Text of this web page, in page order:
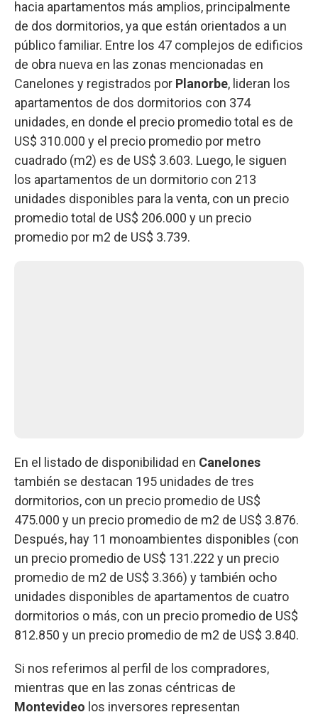
hacia apartamentos más amplios, principalmente
de dos dormitorios, ya que están orientados a un
público familiar. Entre los 47 complejos de edificios
de obra nueva en las zonas mencionadas en
Canelones y registrados por Planorbe, lideran los
apartamentos de dos dormitorios con 374
unidades, en donde el precio promedio total es de
US$ 310.000 y el precio promedio por metro
cuadrado (m2) es de US$ 3.603. Luego, le siguen
los apartamentos de un dormitorio con 213
unidades disponibles para la venta, con un precio
promedio total de US$ 206.000 y un precio
promedio por m2 de US$ 3.739.
En el listado de disponibilidad en Canelones
también se destacan 195 unidades de tres
dormitorios, con un precio promedio de US$
475.000 y un precio promedio de m2 de US$ 3.876.
Después, hay 11 monoambientes disponibles (con
un precio promedio de US$ 131.222 y un precio
promedio de m2 de US$ 3.366) y también ocho
unidades disponibles de apartamentos de cuatro
dormitorios o más, con un precio promedio de US$
812.850 y un precio promedio de m2 de US$ 3.840.
Si nos referimos al perfil de los compradores,
mientras que en las zonas céntricas de
Montevideo los inversores representan